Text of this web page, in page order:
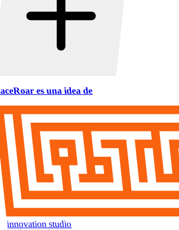
es una idea de
innovation studio